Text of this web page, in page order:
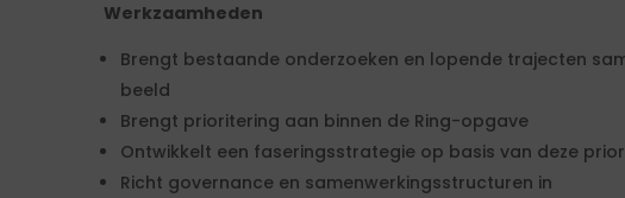
Werkzaamheden
Brengt bestaande onderzoeken en lopende trajecten
beeld
Brengt prioritering aan binnen de Ring-opgave
Ontwikkelt een faseringsstrategie op basis van deze
Richt governance en samenwerkingsstructuren in